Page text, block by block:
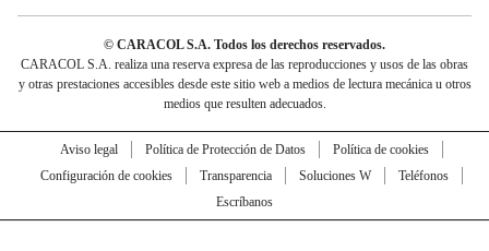
© CARACOL S.A. Todos los derechos reservados.
CARACOL S.A. realiza una reserva expresa de las reproducciones y usos de las obras
y otras prestaciones accesibles desde este sitio web a medios de lectura mecánica u otros
medios que resulten adecuados.
Aviso legal Política de Protección de Datos
Política de cookies
Configuración de cookies
Transparencia Soluciones W
Teléfonos
Escríbanos